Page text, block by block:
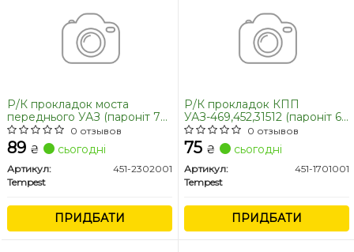
Р/К прокладок моста
переднього УАЗ (пароніт 7
найменувань) (TEMPEST)
0 отзывов
89 ₴ сьогодні
Артикул:
451-2302001
Tempest
ПРИДБАТИ
Р/К прокладок КПП
УАЗ-469,452,31512 (пароніт 6
найменувань) (TEMPEST)
0 отзывов
75 ₴ сьогодні
Артикул:
451-1701001
Tempest
ПРИДБАТИ